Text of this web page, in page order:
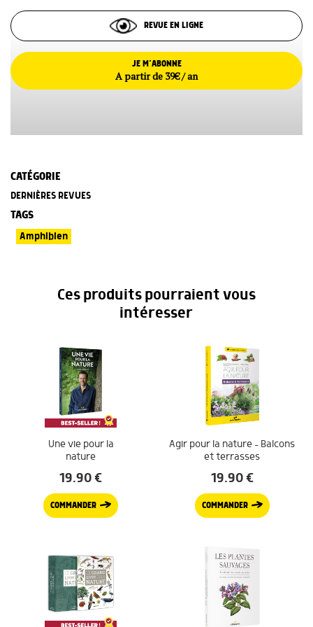
REVUE EN LIGNE
JE M’ABONNE
A partir de 39€ / an
CATÉGORIE
DERNIÈRES REVUES
TAGS
Amphibien
Ces produits pourraient vous
intéresser
Une vie pour la
nature
19.90€
COMMANDER
Agir pour la nature – Balcons
et terrasses
19.90€
COMMANDER